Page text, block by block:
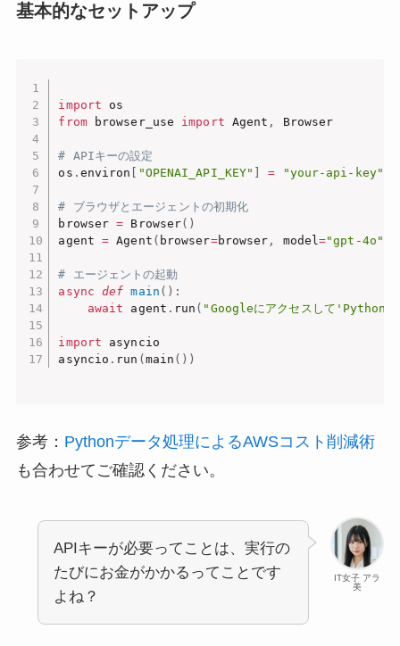
基本的なセットアップ
import
from browser_use import Agent , Browser
# APIキーの設定
os . environ [ "OPENAI_API_KEY" ] = "your-api-key"
# ブラウザとエージェントの初期化
browser = Browser( )
agent = Agent ( browser=browser , model="gpt-4o"
# エージェントの起動
async
def main ( ) :
await agent . run ( "Googleにアクセスして'Python
import asyncio
asyncio . run (main ( ) )
参考： Pythonデータ処理によるAWSコスト削減術
も合わせてご確認ください。
IT女子 アラ
美
APIキーが必要ってことは、実行の
たびにお金がかかるってことです
よね？